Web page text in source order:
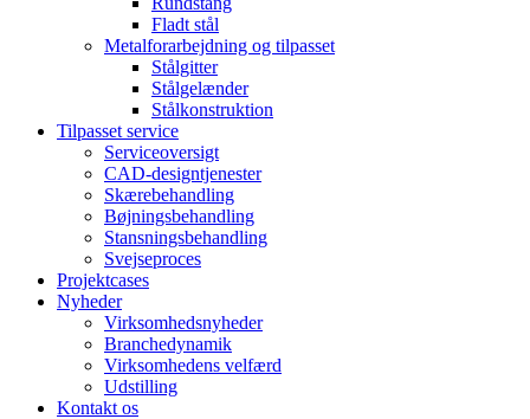
Fladt stål
Metalforarbejdning og tilpasset
Stålgitter
Stålgelænder
Stålkonstruktion
Tilpasset service
Serviceoversigt
CAD-designtjenester
Skærebehandling
Bøjningsbehandling
Stansningsbehandling
Svejseproces
Projektcases
Nyheder
Virksomhedsnyheder
Branchedynamik
Virksomhedens velfærd
Udstilling
Kontakt os